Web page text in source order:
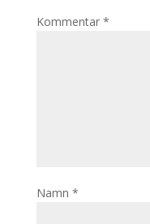
Kommentar *
Namn *